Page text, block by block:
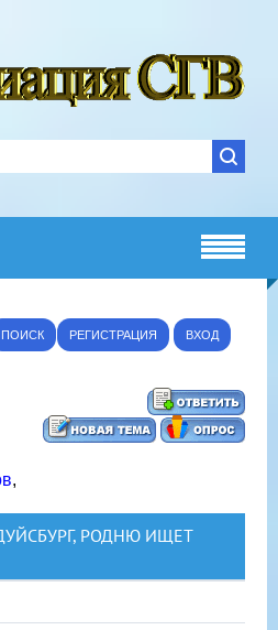
ПОИСК РЕГИСТРАЦИЯ ВХОД
,
РОДНЮ ИЩЕТ